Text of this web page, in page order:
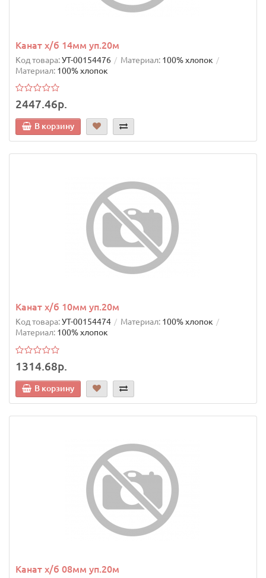
Канат х/б 14мм уп.20м
Код товара:УТ-00154476 Материал: 100% хлопок
Материал: 100% хлопок
2447.46р.
В корзину
Канат х/б 10мм уп.20м
Код товара:УТ-00154474 Материал: 100% хлопок
Материал: 100% хлопок
1314.68р.
В корзину
Канат х/б 08мм уп.20м